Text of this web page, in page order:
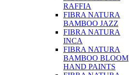
RAFFIA
FIBRA NATURA
BAMBOO JAZZ
FIBRA NATURA
INCA
FIBRA NATURA
BAMBOO BLOOM
HAND PAINTS